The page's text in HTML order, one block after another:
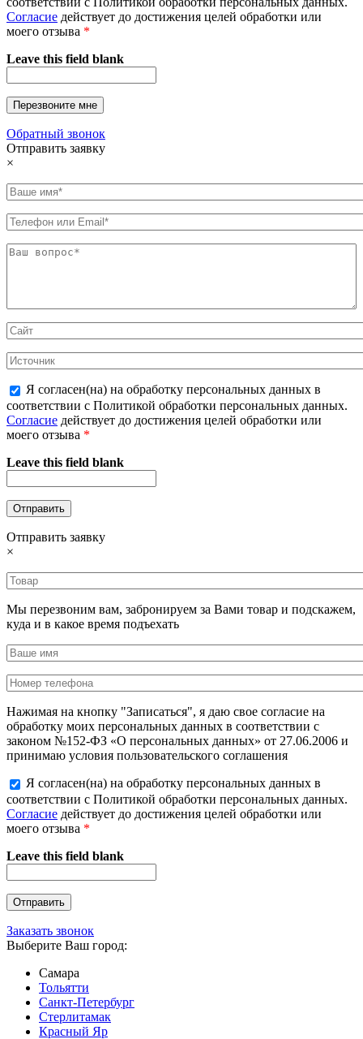
Согласие действует до достижения целей обработки или
моего отзыва *
Leave this field blank
Обратный звонок
Отправить заявку
×
Я согласен(на) на обработку персональных данных в
соответствии с Политикой обработки персональных данных.
Согласие действует до достижения целей обработки или
моего отзыва *
Leave this field blank
Отправить заявку
×
Мы перезвоним вам, забронируем за Вами товар и подскажем,
куда и в какое время подъехать
Нажимая на кнопку "Записаться", я даю свое согласие на
обработку моих персональных данных в соответствии с
законом №152-ФЗ «О персональных данных» от 27.06.2006 и
принимаю условия пользовательского соглашения
Я согласен(на) на обработку персональных данных в
соответствии с Политикой обработки персональных данных.
Согласие действует до достижения целей обработки или
моего отзыва *
Leave this field blank
Заказать звонок
Выберите Ваш город:
Самара
Тольятти
Санкт-Петербург
Стерлитамак
Красный Яр